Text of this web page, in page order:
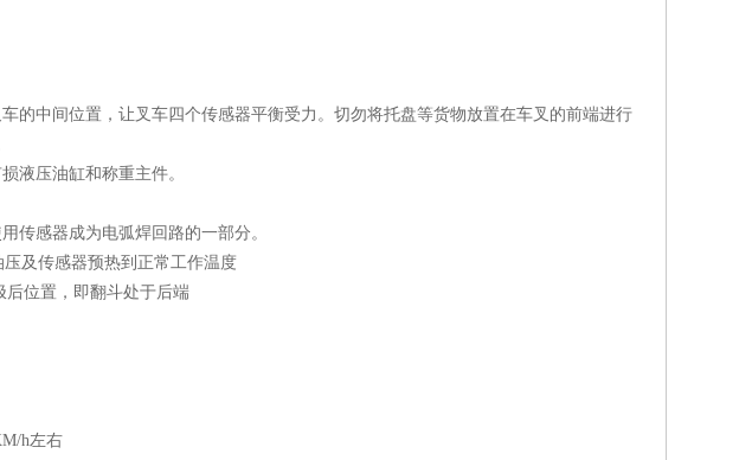
的中间位置，让叉车四个传感器平衡受力。切勿将托盘等货物放置在车叉的前端进行
液压油缸和称重主件。
传感器成为电弧焊回路的一部分。
及传感器预热到正常工作温度
后位置，即翻斗处于后端
h左右